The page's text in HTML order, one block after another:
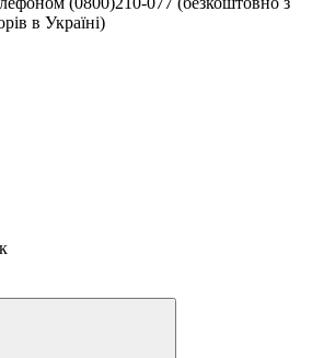
в Україні)